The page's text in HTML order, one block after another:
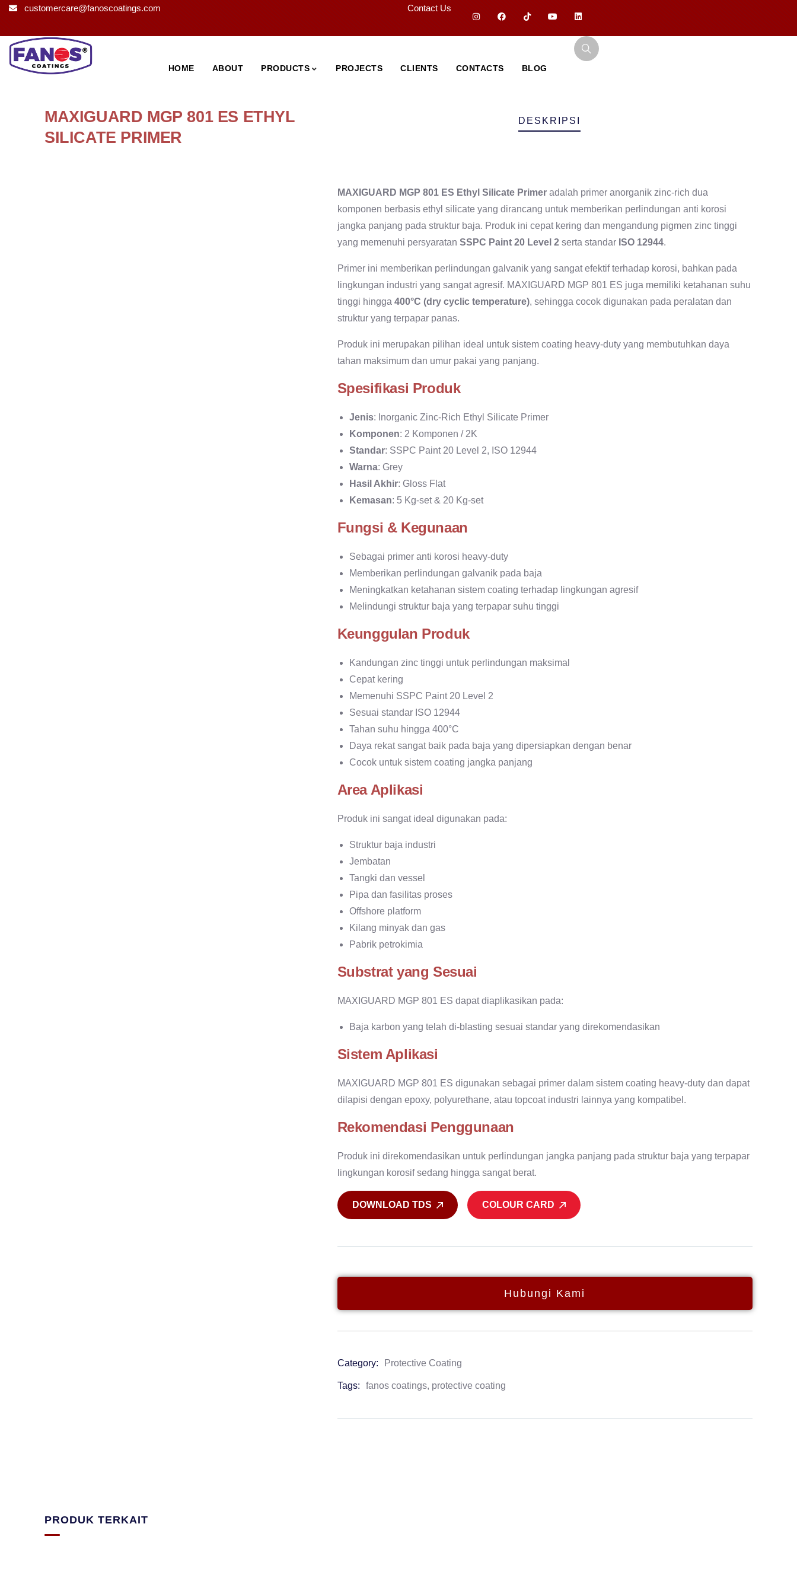
customercare@fanoscoatings.com Contact Us
HOME ABOUT PRODUCTS PROJECTS CLIENTS CONTACTS BLOG
MAXIGUARD MGP 801 ES ETHYL
SILICATE PRIMER
DESKRIPSI
MAXIGUARD MGP 801 ES Ethyl Silicate Primeradalah primer anorganik zinc-rich dua
komponen berbasis ethyl silicate yang dirancang untuk memberikan perlindungan anti korosi
jangka panjang pada struktur baja. Produk ini cepat kering dan mengandung pigmen zinc tinggi
yang memenuhi persyaratan SSPC Paint 20 Level 2serta standar ISO 12944.
Primer ini memberikan perlindungan galvanik yang sangat efektif terhadap korosi, bahkan pada
lingkungan industri yang sangat agresif. MAXIGUARD MGP 801 ES juga memiliki ketahanan suhu
tinggi hingga 400°C (dry cyclic temperature), sehingga cocok digunakan pada peralatan dan
struktur yang terpapar panas.
Produk ini merupakan pilihan ideal untuk sistem coating heavy-duty yang membutuhkan daya
tahan maksimum dan umur pakai yang panjang.
Spesifikasi Produk
Jenis: Inorganic Zinc-Rich Ethyl Silicate Primer
Komponen: 2 Komponen / 2K
Standar: SSPC Paint 20 Level 2, ISO 12944
Warna: Grey
Hasil Akhir: Gloss Flat
Kemasan: 5 Kg-set & 20 Kg-set
Fungsi & Kegunaan
Sebagai primer anti korosi heavy-duty
Memberikan perlindungan galvanik pada baja
Meningkatkan ketahanan sistem coating terhadap lingkungan agresif
Melindungi struktur baja yang terpapar suhu tinggi
Keunggulan Produk
Kandungan zinc tinggi untuk perlindungan maksimal
Cepat kering
Memenuhi SSPC Paint 20 Level 2
Sesuai standar ISO 12944
Tahan suhu hingga 400°C
Daya rekat sangat baik pada baja yang dipersiapkan dengan benar
Cocok untuk sistem coating jangka panjang
Area Aplikasi
Produk ini sangat ideal digunakan pada:
Struktur baja industri
Jembatan
Tangki dan vessel
Pipa dan fasilitas proses
Offshore platform
Kilang minyak dan gas
Pabrik petrokimia
Substrat yang Sesuai
MAXIGUARD MGP 801 ES dapat diaplikasikan pada:
Baja karbon yang telah di-blasting sesuai standar yang direkomendasikan
Sistem Aplikasi
MAXIGUARD MGP 801 ES digunakan sebagai primer dalam sistem coating heavy-duty dan dapat
dilapisi dengan epoxy, polyurethane, atau topcoat industri lainnya yang kompatibel.
Rekomendasi Penggunaan
Produk ini direkomendasikan untuk perlindungan jangka panjang pada struktur baja yang terpapar
lingkungan korosif sedang hingga sangat berat.
DOWNLOAD TDS COLOUR CARD
Hubungi Kami
Category: Protective Coating
Tags: fanos coatings, protective coating
PRODUK TERKAIT